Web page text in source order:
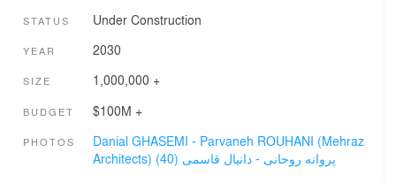
STATUS Under Construction
YEAR 2030
SIZE 1,000,000 +
BUDGET $100M +
PHOTOS
Danial GHASEMI - Parvaneh ROUHANI (Mehraz
Architects) پروانه روحانی - دانیال قاسمی (40)